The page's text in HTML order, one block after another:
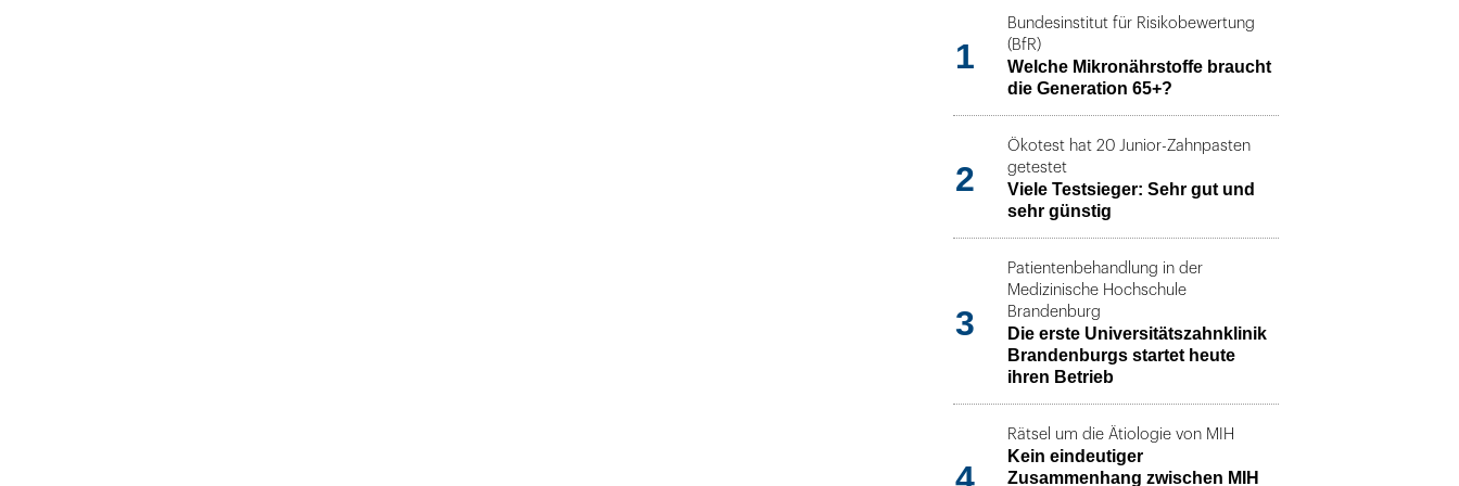
1
Bundesinstitut für Risikobewertung
(BfR)
Welche Mikronährstoffe braucht
die Generation 65+?
2
Ökotest hat 20 Junior-Zahnpasten
getestet
Viele Testsieger: Sehr gut und
sehr günstig
3
Patientenbehandlung in der
Medizinische Hochschule
Brandenburg
Die erste Universitätszahnklinik
Brandenburgs startet heute
ihren Betrieb
4
Rätsel um die Ätiologie von MIH
Kein eindeutiger
Zusammenhang zwischen MIH